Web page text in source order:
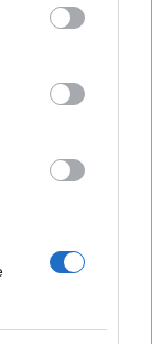
funzionalità GPU
di overclocking di
RTX 4090 il
quando questa
posti globali in
ad un
Strike Extreme,
Spy Extreme,
32B e Unigine